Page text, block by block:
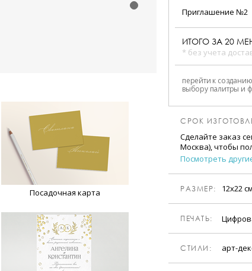
Посадочная карта
Приглашение №2
ИТОГО ЗА 20
* без учета
перейти к
выбору палитры и
СРОК
Сделайте заказ
Москва), чтобы
Посмотреть
РАЗМЕР: 12х22 см
ПЕЧАТЬ:
CТИЛИ: арт-